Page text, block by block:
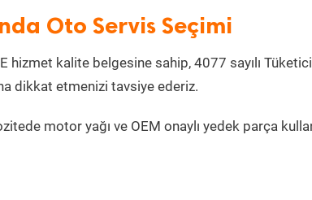
Oto Servis Seçimi
hizmet kalite belgesine sahip, 4077 sayılı Tüketici
dikkat etmenizi tavsiye ederiz.
motor yağı ve OEM onaylı yedek parça